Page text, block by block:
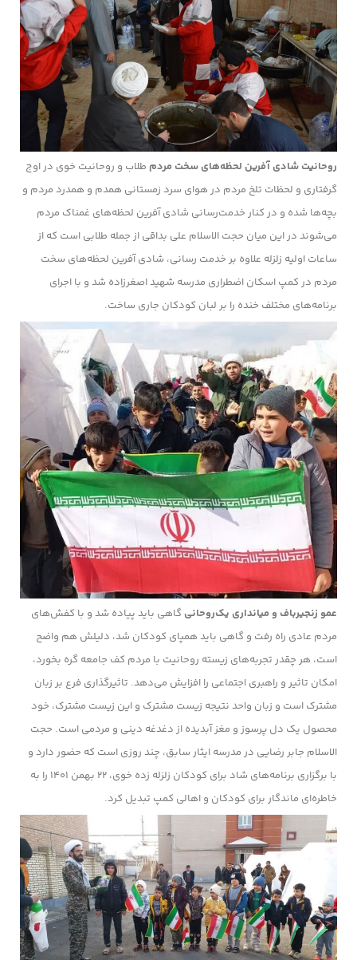
روحانیت شادی آفرین لحظه‌های سخت مردم طلاب و روحانیت خوی در اوج
گرفتاری و لحظات تلخ مردم در هوای سرد زمستانی همدم و همدرد مردم و
بچه‌ها شده و در کنار خدمت‌رسانی شادی آفرین لحظه‌های غمناک مردم
می‌شوند در این میان حجت الاسلام علی بداقی از جمله طلابی است که از
ساعات اولیه زلزله علاوه بر خدمت رسانی، شادی آفرین لحظه‌های سخت
مردم در کمپ اسکان اضطراری مدرسه شهید اصغرزاده شد و با اجرای
برنامه‌های مختلف خنده را بر لبان کودکان جاری ساخت.
عمو زنجیرباف و میانداری یک‌روحانی گاهی باید پیاده شد و با کفش‌های
مردم عادی راه رفت و گاهی باید همپای کودکان شد، دلیلش هم واضح
است، هر چقدر تجربه‌های زیسته روحانیت با مردم کف جامعه گره بخورد،
امکان تاثیر و راهبری اجتماعی را افزایش می‌دهد. تاثیرگذاری فرع بر زبان
مشترک است و زبان واحد نتیجه زیست مشترک و این زیست مشترک، خود
محصول یک دل پرسوز و مغز آبدیده از دغدغه دینی و مردمی است. حجت
الاسلام جابر رضایی در مدرسه ایثار سابق، چند روزی است که حضور دارد و
با برگزاری برنامه‌های شاد برای کودکان زلزله زده خوی، ۲۲ بهمن ۱۴۰۱ را به
خاطره‌ای ماندگار برای کودکان و اهالی کمپ تبدیل کرد.